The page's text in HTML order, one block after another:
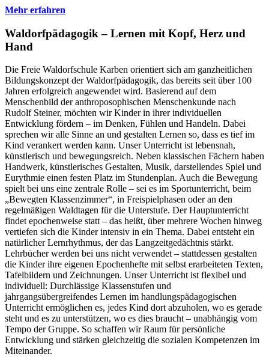
Mehr erfahren
Waldorfpädagogik – Lernen mit Kopf, Herz und
Hand
Die Freie Waldorfschule Karben orientiert sich am ganzheitlichen
Bildungskonzept der Waldorfpädagogik, das bereits seit über 100
Jahren erfolgreich angewendet wird. Basierend auf dem
Menschenbild der anthroposophischen Menschenkunde nach
Rudolf Steiner, möchten wir Kinder in ihrer individuellen
Entwicklung fördern – im Denken, Fühlen und Handeln. Dabei
sprechen wir alle Sinne an und gestalten Lernen so, dass es tief im
Kind verankert werden kann. Unser Unterricht ist lebensnah,
künstlerisch und bewegungsreich. Neben klassischen Fächern haben
Handwerk, künstlerisches Gestalten, Musik, darstellendes Spiel und
Eurythmie einen festen Platz im Stundenplan. Auch die Bewegung
spielt bei uns eine zentrale Rolle – sei es im Sportunterricht, beim
„Bewegten Klassenzimmer“, in Freispielphasen oder an den
regelmäßigen Waldtagen für die Unterstufe. Der Hauptunterricht
findet epochenweise statt – das heißt, über mehrere Wochen hinweg
vertiefen sich die Kinder intensiv in ein Thema. Dabei entsteht ein
natürlicher Lernrhythmus, der das Langzeitgedächtnis stärkt.
Lehrbücher werden bei uns nicht verwendet – stattdessen gestalten
die Kinder ihre eigenen Epochenhefte mit selbst erarbeiteten Texten,
Tafelbildern und Zeichnungen. Unser Unterricht ist flexibel und
individuell: Durchlässige Klassenstufen und
jahrgangsübergreifendes Lernen im handlungspädagogischen
Unterricht ermöglichen es, jedes Kind dort abzuholen, wo es gerade
steht und es zu unterstützen, wo es dies braucht – unabhängig vom
Tempo der Gruppe. So schaffen wir Raum für persönliche
Entwicklung und stärken gleichzeitig die sozialen Kompetenzen im
Miteinander.